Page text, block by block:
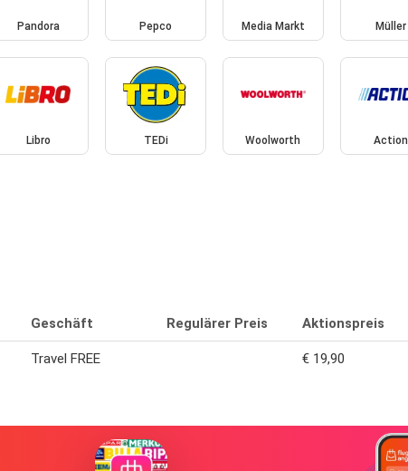
Pandora Pepco Media Markt Müller
Libro TEDi Woolworth Action
Geschäft Regulärer Preis Aktionspreis
Travel FREE € 19,90